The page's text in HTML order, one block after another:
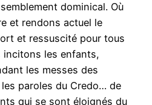
dominical. Où
et rendons actuel le
et ressuscité pour tous
incitons les enfants,
les messes des
paroles du Credo… de
qui se sont éloignés du